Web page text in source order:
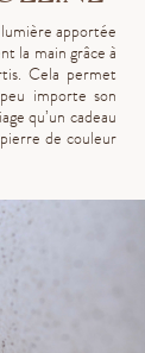
apportée
la main grâce à
Cela permet
importe son
qu’un cadeau
de couleur